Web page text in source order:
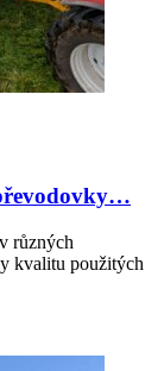
různých
kvalitu použitých